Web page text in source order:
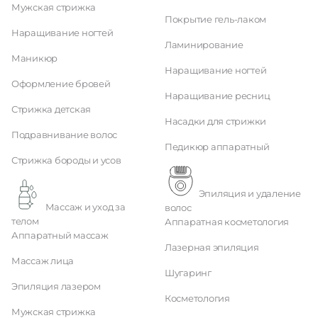
Мужская стрижка
Наращивание ногтей
Маникюр
Оформление бровей
Стрижка детская
Подравнивание волос
Стрижка бороды и усов
телом
Аппаратный массаж
Массаж лица
Эпиляция лазером
Мужская стрижка
Покрытие гель-лаком
Ламинирование
Наращивание ногтей
Наращивание ресниц
Насадки для стрижки
Педикюр аппаратный
волос
Аппаратная косметология
Лазерная эпиляция
Шугаринг
Косметология